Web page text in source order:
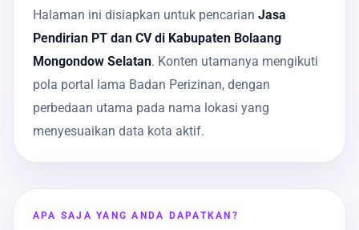
Halaman ini disiapkan untuk pencarian Jasa
Pendirian PT dan CV di Kabupaten Bolaang
Mongondow Selatan. Konten utamanya mengikuti
pola portal lama Badan Perizinan, dengan
perbedaan utama pada nama lokasi yang
menyesuaikan data kota aktif.
APA SAJA YANG ANDA DAPATKAN?